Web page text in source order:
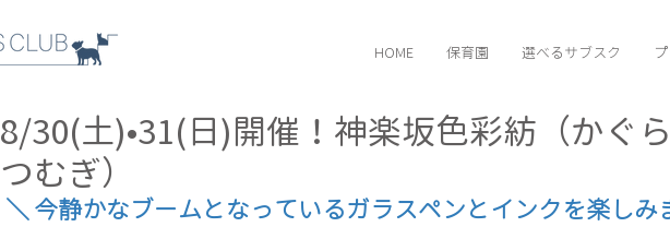
HOME 保育園 選べるサブスク
8/30(土)•31(日)開催！神楽坂色彩紡（かぐ
つむぎ）
＼今静かなブームとなっているガラスペンとインクを楽しみ